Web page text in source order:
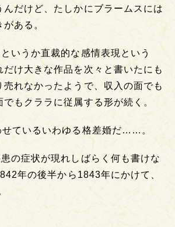
んだけど、たしかにブラームスには
ある。
というか直裁的な感情表現という
だけ大きな作品を次々と書いたにも
売れなかったようで、収入の面でも
もクララに従属する形が続く。
せているいわゆる格差婚だ……。
患の症状が現れしばらく何も書けな
年の後半から1843年にかけて、